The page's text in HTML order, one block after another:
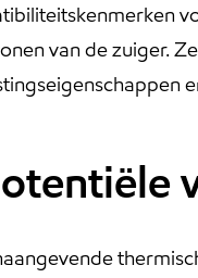
van de zuiger.